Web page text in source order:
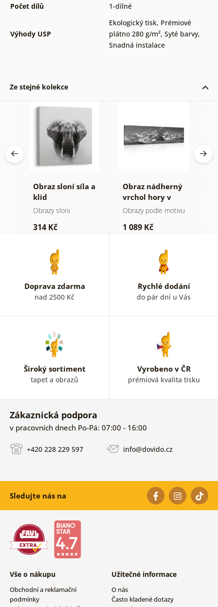
Počet dílů
1-dílné
Výhody USP
Ekologický tisk, Prémiové
plátno 280 g/m², Syté barvy,
Snadná instalace
Ze stejné kolekce
Obraz sloní síla a
klid
Obrazy sloni
314 Kč
Obraz nádherný
vrchol hory v
černobílém
Obrazy podle motivu
1 089 Kč
Doprava zdarma
nad 2500 Kč
Rychlé dodání
do pár dní u Vás
Široký sortiment
tapet a obrazů
Vyrobeno v ČR
prémiová kvalita tisku
Zákaznická podpora
v pracovních dnech Po-Pá: 07:00 - 16:00
+420 228 229 597 info@dovido.cz
Sledujte nás na
Vše o nákupu
Obchodní a reklamační
podmínky
Užitečné informace
O nás
Často kladené dotazy